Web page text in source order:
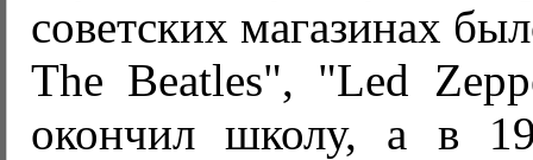
советских магазинах
The Beatles", "Led
окончил школу, а в